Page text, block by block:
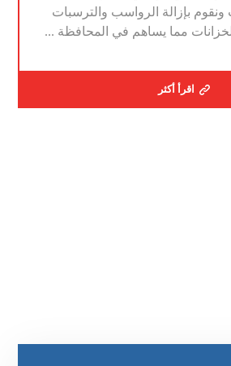
ونقوم بإزالة الرواسب والترسبات
مما يساهم في المحافظة ...
اقرأ أكثر